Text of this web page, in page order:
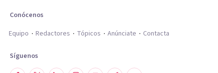
Conócenos
Equipo
Redactores Tópicos Anúnciate Contacta
Síguenos